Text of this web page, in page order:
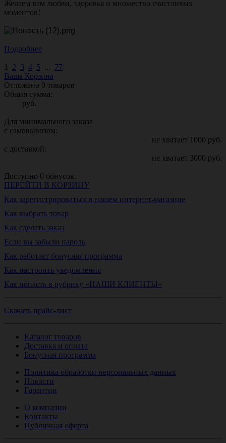
Желаем вам любви, здоровья и множество счастливых
моментов!
Подробнее
1 2 3 4 5 ... 77
Ваша Корзина
Отложено 0 товаров
Общая сумма:
руб.
Для минимального заказа
с самовывозом:
не хватает 1000 руб.
с доставкой:
не хватает 3000 руб.
Доступно 0 бонусов.
ПЕРЕЙТИ В КОРЗИНУ
Как зарегистрироваться в нашем интернет-магазине
Как выбрать товар
Как сделать заказ
Если вы забыли пароль
Как работает бонусная программа
Как настроить уведомления
Как попасть в рубрику «НАШИ КЛИЕНТЫ»
Скачать прайс-лист
Каталог товаров
Доставка и оплата
Бонусная программа
Политика обработки персональных данных
Новости
Гарантии
О компании
Контакты
Публичная оферта